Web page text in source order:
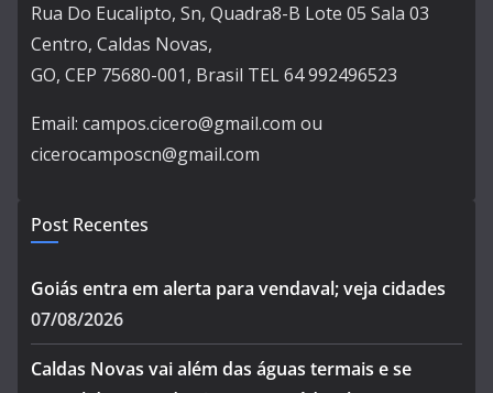
Rua Do Eucalipto, Sn, Quadra8-B Lote 05 Sala 03
Centro, Caldas Novas,
GO, CEP 75680-001, Brasil TEL 64 992496523
Email: campos.cicero@gmail.com ou
cicerocamposcn@gmail.com
Post Recentes
Goiás entra em alerta para vendaval; veja cidades
07/08/2026
Caldas Novas vai além das águas termais e se